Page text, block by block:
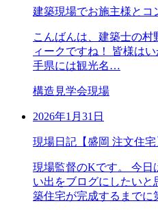
建築現場でお施主様とコ
こんばんは、建築士の
ィークですね！ 皆様は
手県には観光名…
構造見学会現場
2026年1月31日
現場日記【盛岡 注文住宅
現場監督のKです。 今日
い出をブログにしたい
築住宅が完成するまで